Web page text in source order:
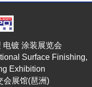
镀 涂装展览会
Surface Finishing,
Exhibition
会展馆(琶洲)